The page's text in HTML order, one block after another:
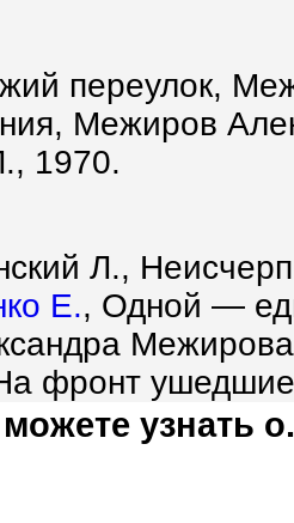
переулок,
Межиров
1970.
Л.,
Е., Одной —
фронт
узнать